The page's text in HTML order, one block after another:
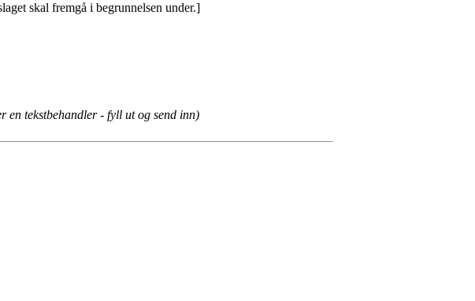
skal fremgå i begrunnelsen under.]
en tekstbehandler - fyll ut og send inn)